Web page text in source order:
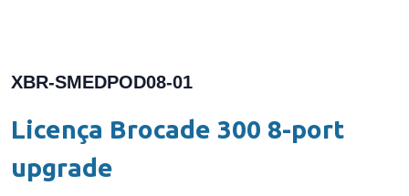
XBR-SMEDPOD08-01
Licença Brocade 300 8-port
upgrade